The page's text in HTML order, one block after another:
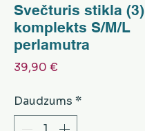
Svečturis stikla (3)
komplekts S/M/L
perlamutra
39,90 €
Daudzums *